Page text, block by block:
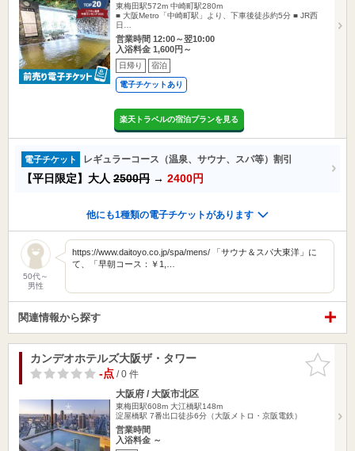
東梅田駅572m 中崎町駅280m
■ 大阪Metro「中崎町駅」より、下車後徒歩約5分 ■ JR西
日…
営業時間 12:00～翌10:00
入浴料金 1,600円～
日帰り 宿泊
電子チケットあり
楽天トラベルの宿泊プランを見る
電子チケット レギュラーコース（温泉、サウナ、スパ等）割引
【平日限定】大人 2500円 → 2400円
他にも1種類の電子チケットがあります
50代～
男性
https://www.daitoyo.co.jp/spa/mens/ 「サウナ＆スパ大東洋」に
て、「早朝コース：￥1,…
関連情報から探す
お気に入
りに追加
カンデオホテルズ大阪ザ・タワー
-点/ 0 件
大阪府 / 大阪市北区
東梅田駅608m 大江橋駅148m
淀屋橋駅 7番出口徒歩6分（大阪メトロ・京阪電鉄）
営業時間
入浴料金 ～